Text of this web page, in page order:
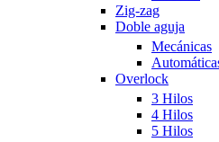
Zig-zag
Doble aguja
Mecánicas
Overlock
3 Hilos
4 Hilos
5 Hilos